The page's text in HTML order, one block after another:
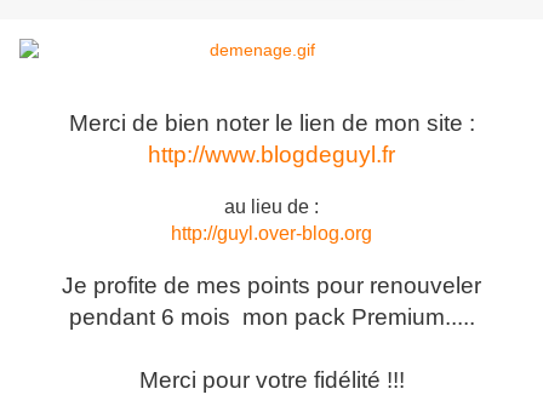
Merci de bien noter le lien de mon site :
http://www.blogdeguyl.fr
au lieu de :
http://guyl.over-blog.org
Je profite de mes points pour renouveler
pendant 6 mois mon pack Premium.....
Merci pour votre fidélité !!!